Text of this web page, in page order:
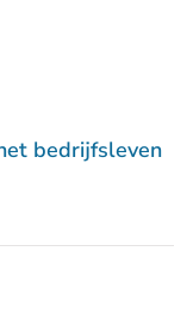
bedrijfsleven
via X -
nieuwsbericht via
dit nieuwsbericht
dit